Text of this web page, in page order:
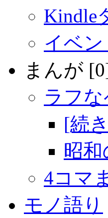
Kindle
イベ
まんが
ラフ
[続
昭
4コマ
モノ語り